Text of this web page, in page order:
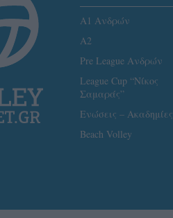
Α1 Ανδρών
A2
Pre League Ανδρών
League Cup “Νίκος
Σαμαράς”
Ενώσεις – Ακαδημίες
Beach Volley